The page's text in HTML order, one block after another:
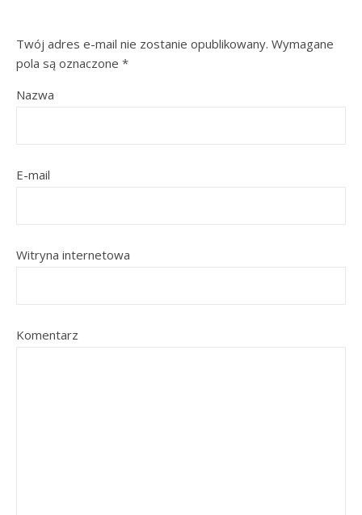
Twój adres e-mail nie zostanie opublikowany. Wymagane
pola są oznaczone *
Nazwa
E-mail
Witryna internetowa
Komentarz